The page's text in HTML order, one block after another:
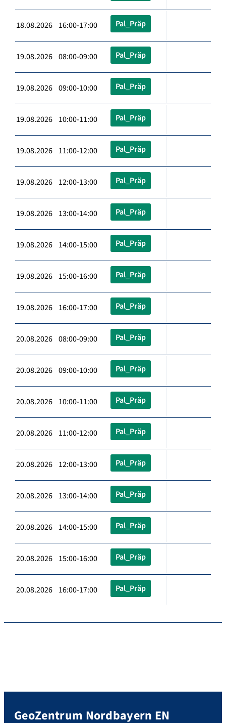
18.08.2026 16:00-17:00 Pal_Präp
19.08.2026 08:00-09:00 Pal_Präp
19.08.2026 09:00-10:00 Pal_Präp
19.08.2026 10:00-11:00 Pal_Präp
19.08.2026 11:00-12:00 Pal_Präp
19.08.2026 12:00-13:00 Pal_Präp
19.08.2026 13:00-14:00 Pal_Präp
19.08.2026 14:00-15:00 Pal_Präp
19.08.2026 15:00-16:00 Pal_Präp
19.08.2026 16:00-17:00 Pal_Präp
20.08.2026 08:00-09:00 Pal_Präp
20.08.2026 09:00-10:00 Pal_Präp
20.08.2026 10:00-11:00 Pal_Präp
20.08.2026 11:00-12:00 Pal_Präp
20.08.2026 12:00-13:00 Pal_Präp
20.08.2026 13:00-14:00 Pal_Präp
20.08.2026 14:00-15:00 Pal_Präp
20.08.2026 15:00-16:00 Pal_Präp
20.08.2026 16:00-17:00 Pal_Präp
GeoZentrum Nordbayern EN